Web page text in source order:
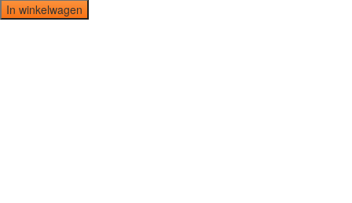
In winkelwagen